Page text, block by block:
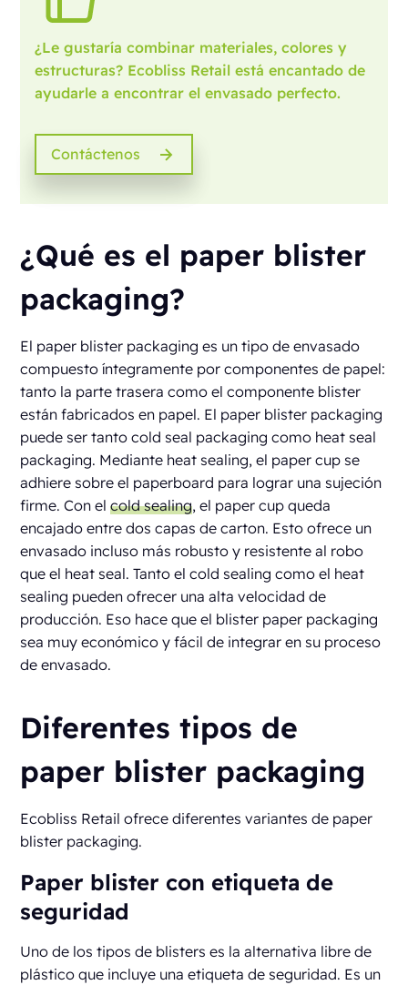
¿Le gustaría combinar materiales, colores y
estructuras? Ecobliss Retail está encantado de
ayudarle a encontrar el envasado perfecto.
Contáctenos
¿Qué es el paper blister
packaging?
El paper blister packaging es un tipo de envasado
compuesto íntegramente por componentes de papel:
tanto la parte trasera como el componente blister
están fabricados en papel. El paper blister packaging
puede ser tanto cold seal packaging como heat seal
packaging. Mediante heat sealing, el paper cup se
adhiere sobre el paperboard para lograr una sujeción
firme. Con elcold sealing, el paper cup queda
encajado entre dos capas de carton. Esto ofrece un
envasado incluso más robusto y resistente al robo
que el heat seal. Tanto el cold sealing como el heat
sealing pueden ofrecer una alta velocidad de
producción. Eso hace que el blister paper packaging
sea muy económico y fácil de integrar en su proceso
de envasado.
Diferentes tipos de
paper blister packaging
Ecobliss Retail ofrece diferentes variantes de paper
blister packaging.
Paper blister con etiqueta de
seguridad
Uno de los tipos de blisters es la alternativa libre de
plástico que incluye una etiqueta de seguridad. Es un